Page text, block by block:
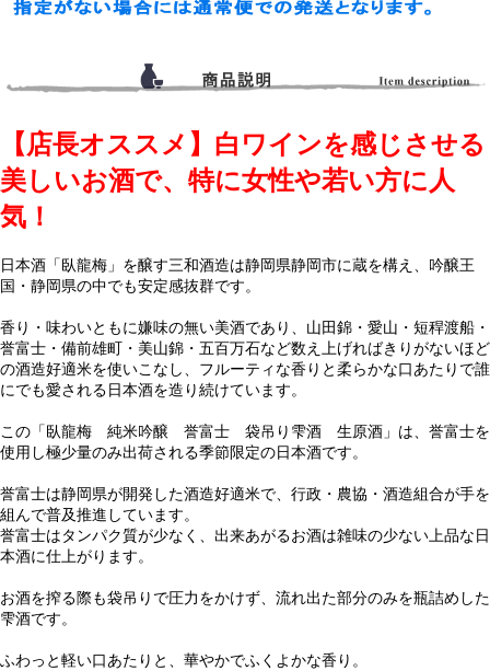
【店長オススメ】白ワインを感じさせる
美しいお酒で、特に女性や若い方に人
気！
日本酒「臥龍梅」を醸す三和酒造は静岡県静岡市に蔵を構え、吟醸王
国・静岡県の中でも安定感抜群です。
香り・味わいともに嫌味の無い美酒であり、山田錦・愛山・短稈渡船・
誉富士・備前雄町・美山錦・五百万石など数え上げればきりがないほど
の酒造好適米を使いこなし、フルーティな香りと柔らかな口あたりで誰
にでも愛される日本酒を造り続けています。
この「臥龍梅 純米吟醸 誉富士 袋吊り雫酒 生原酒」は、誉富士を
使用し極少量のみ出荷される季節限定の日本酒です。
誉富士は静岡県が開発した酒造好適米で、行政・農協・酒造組合が手を
組んで普及推進しています。
誉富士はタンパク質が少なく、出来あがるお酒は雑味の少ない上品な日
本酒に仕上がります。
お酒を搾る際も袋吊りで圧力をかけず、流れ出た部分のみを瓶詰めした
雫酒です。
ふわっと軽い口あたりと、華やかでふくよかな香り。